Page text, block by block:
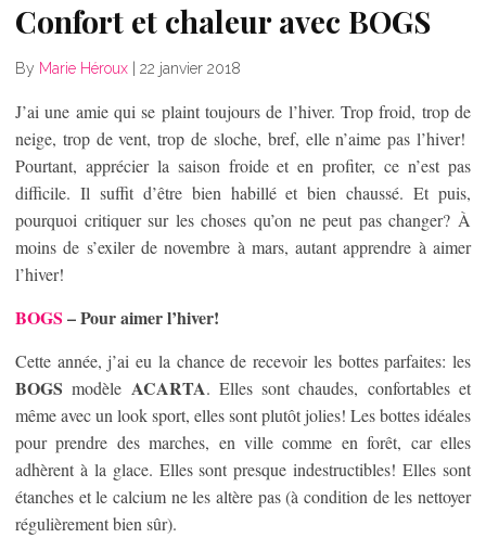
Confort et chaleur avec BOGS
By Marie Héroux 22 janvier 2018
J’ai une amie qui se plaint toujours de l’hiver. Trop froid, trop de
neige, trop de vent, trop de sloche, bref, elle n’aime pas l’hiver!
Pourtant, apprécier la saison froide et en profiter, ce n’est pas
difficile. Il suffit d’être bien habillé et bien chaussé. Et puis,
pourquoi critiquer sur les choses qu’on ne peut pas changer? À
moins de s’exiler de novembre à mars, autant apprendre à aimer
l’hiver!
BOGS – Pour aimer l’hiver!
Cette année, j’ai eu la chance de recevoir les bottes parfaites: les
BOGS modèle ACARTA. Elles sont chaudes, confortables et
même avec un look sport, elles sont plutôt jolies! Les bottes idéales
pour prendre des marches, en ville comme en forêt, car elles
adhèrent à la glace. Elles sont presque indestructibles! Elles sont
étanches et le calcium ne les altère pas (à condition de les nettoyer
régulièrement bien sûr).